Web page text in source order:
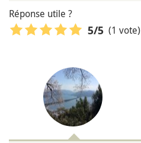
Réponse utile ?
5/5 (1 vote)